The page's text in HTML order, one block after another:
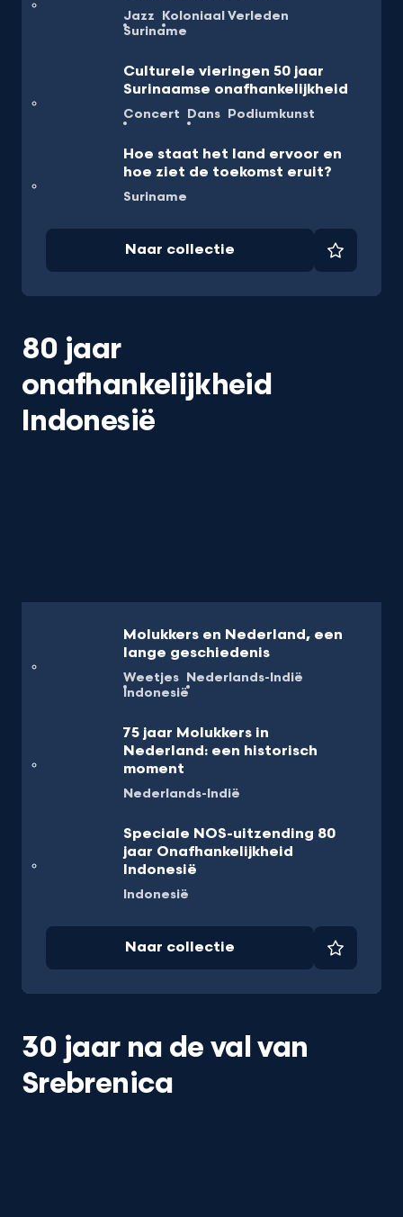
Jazz Koloniaal Verleden
Suriname
Culturele vieringen 50 jaar
Surinaamse onafhankelijkheid
Concert Dans Podiumkunst
Hoe staat het land ervoor en
hoe ziet de toekomst eruit?
Suriname
Naar collectie Favoriet
80 jaar
onafhankelijkheid
Indonesië
Molukkers en Nederland, een
lange geschiedenis
Weetjes Nederlands-Indië
Indonesië
75 jaar Molukkers in
Nederland: een historisch
moment
Nederlands-Indië
Speciale NOS-uitzending 80
jaar Onafhankelijkheid
Indonesië
Indonesië
Naar collectie Favoriet
30 jaar na de val van
Srebrenica